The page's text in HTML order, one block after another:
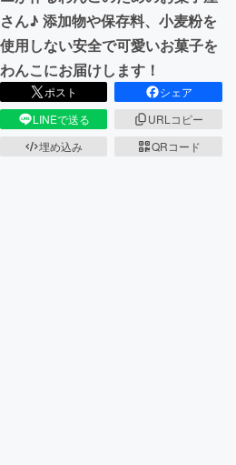
まちづくり・地域活性化
CAMPFIRE for Social Good
CAMPFIREふるさと納税
さん♪ 添加物や保存料、小麦粉を
使用しない安全で可愛いお菓子を
わんこにお届けします！
ポスト
シェア
LINEで送る
URLコピー
埋め込み
QRコード